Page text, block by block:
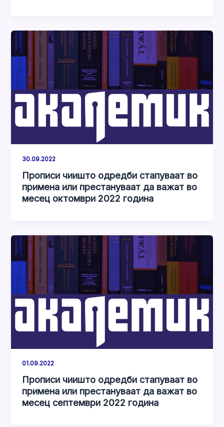
30.09.2022
Прописи чиишто одредби стапуваат во
примена или престануваат да важат во
месец октомври 2022 година
01.09.2022
Прописи чиишто одредби стапуваат во
примена или престануваат да важат во
месец септември 2022 година